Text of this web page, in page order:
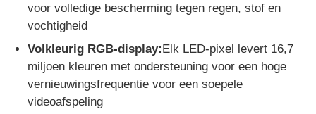
Holografisch led-scherm
LED -roosterscherm
Transparant beeldscherm
voor volledige bescherming tegen regen, stof en
vochtigheid
Volkleurig RGB-display:Elk LED-pixel levert 16,7
miljoen kleuren met ondersteuning voor een hoge
vernieuwingsfrequentie voor een soepele
videoafspeling